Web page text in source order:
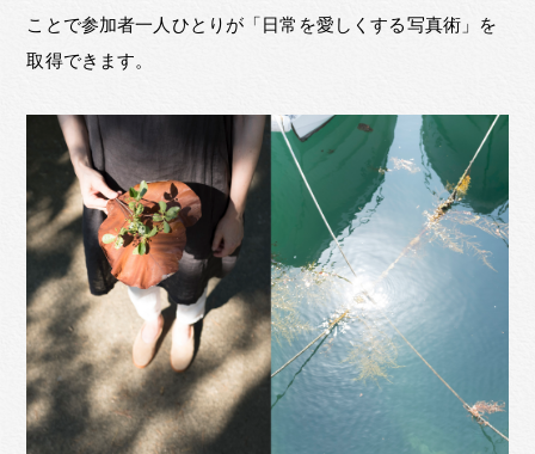
ことで参加者一人ひとりが「日常を愛しくする写真術」を
取得できます。